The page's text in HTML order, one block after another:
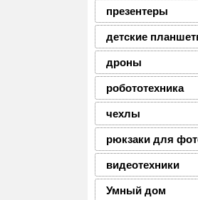
презентеры
детские
дроны
робототехника
чехлы
рюкзаки для
видеотехники
Умный дом